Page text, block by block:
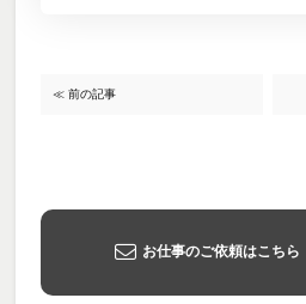
≪ 前の記事
お仕事のご依頼はこちら